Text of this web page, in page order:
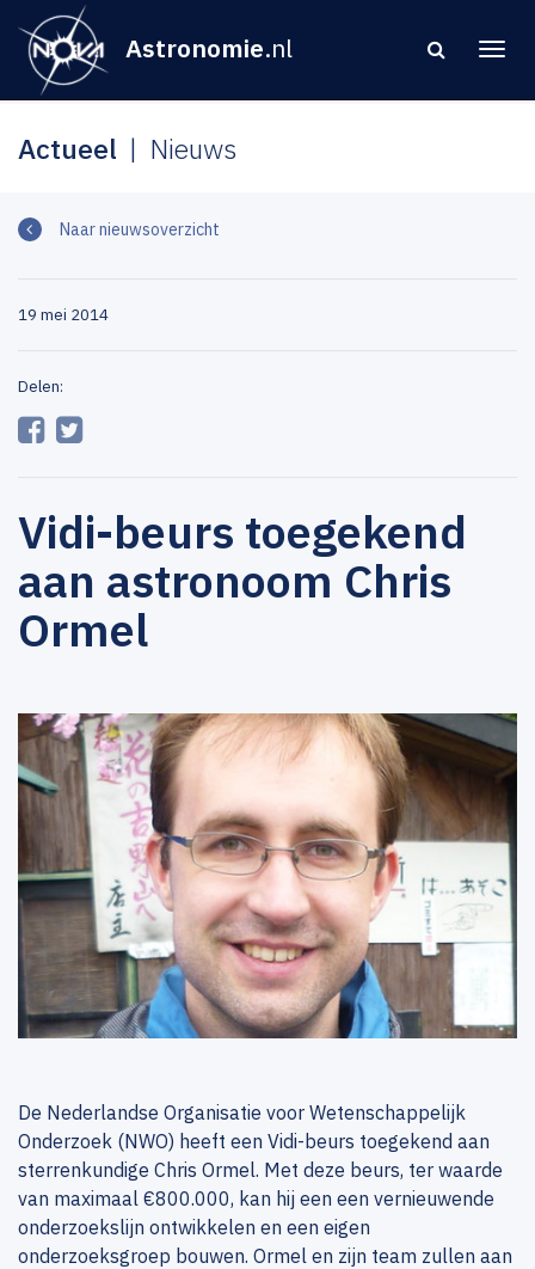
Astronomie.nl
Actueel Nieuws
Naar nieuwsoverzicht
19 mei 2014
Delen:
Vidi-beurs toegekend
aan astronoom Chris
Ormel
De Nederlandse Organisatie voor Wetenschappelijk
Onderzoek (NWO) heeft een Vidi-beurs toegekend aan
sterrenkundige Chris Ormel. Met deze beurs, ter waarde
van maximaal €800.000, kan hij een een vernieuwende
onderzoekslijn ontwikkelen en een eigen
onderzoeksgroep bouwen. Ormel en zijn team zullen aan